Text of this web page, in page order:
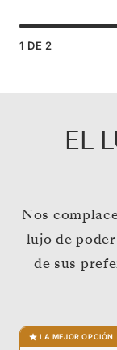
1 DE 2
EL
Nos
lujo de
de sus
LA MEJOR OPCIÓN